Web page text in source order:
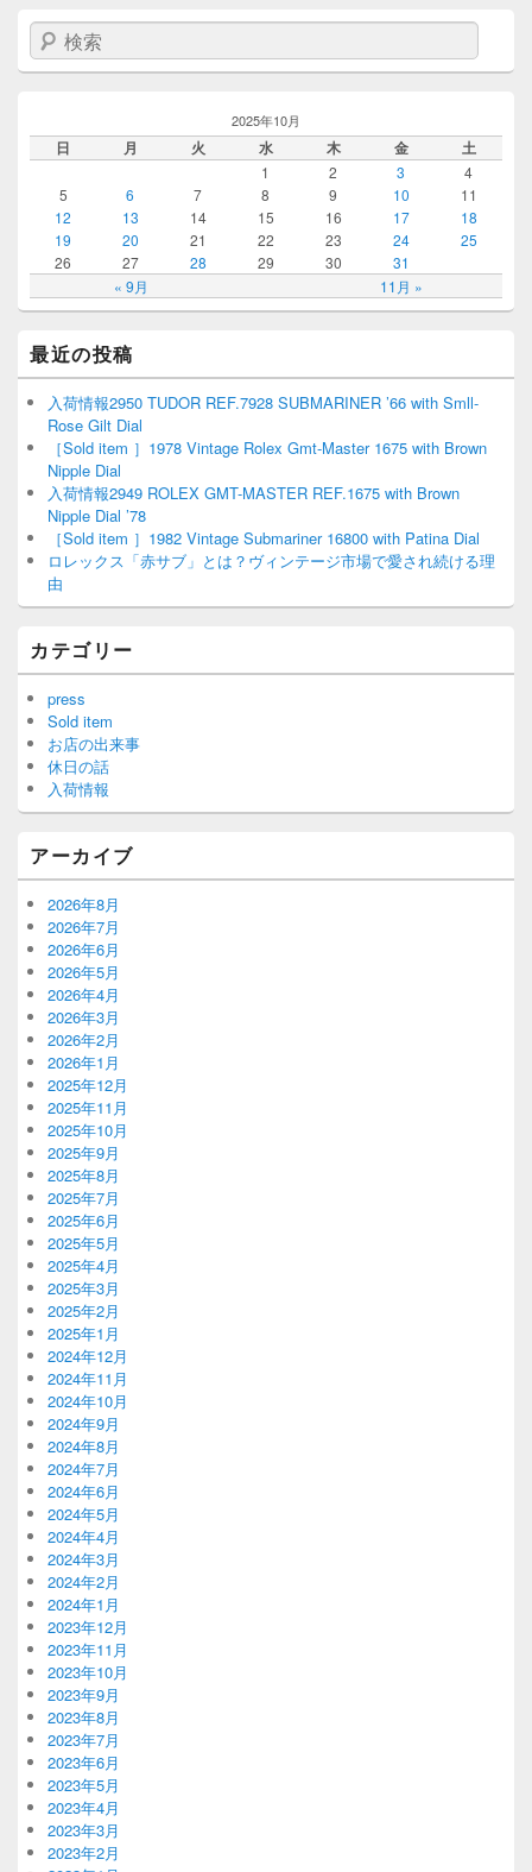
検索
2025年10月
日 月 火 水 木 金 土
« 9月 11月 »
1 2 3
4
5
6 7 8 9 10
11
12
13 14 15 16 17
18
19
20 21 22 23 24
25
26
27 28 29 30 31
最近の投稿
入荷情報2950 TUDOR REF.7928 SUBMARINER ’66 with Smll-
Rose Gilt Dial
［Sold item ］1978 Vintage Rolex Gmt-Master 1675 with Brown
Nipple Dial
入荷情報2949 ROLEX GMT-MASTER REF.1675 with Brown
Nipple Dial ’78
［Sold item ］1982 Vintage Submariner 16800 with Patina Dial
ロレックス「赤サブ」とは？ヴィンテージ市場で愛され続ける理
由
カテゴリー
press
Sold item
お店の出来事
休日の話
入荷情報
アーカイブ
2026年8月
2026年7月
2026年6月
2026年5月
2026年4月
2026年3月
2026年2月
2026年1月
2025年12月
2025年11月
2025年10月
2025年9月
2025年8月
2025年7月
2025年6月
2025年5月
2025年4月
2025年3月
2025年2月
2025年1月
2024年12月
2024年11月
2024年10月
2024年9月
2024年8月
2024年7月
2024年6月
2024年5月
2024年4月
2024年3月
2024年2月
2024年1月
2023年12月
2023年11月
2023年10月
2023年9月
2023年8月
2023年7月
2023年6月
2023年5月
2023年4月
2023年3月
2023年2月